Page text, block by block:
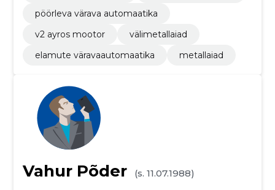
pöörleva värava automaatika
v2 ayros mootor
välimetallaiad
elamute väravaautomaatika
metallaiad
Vahur Põder
(s. 11.07.1988)